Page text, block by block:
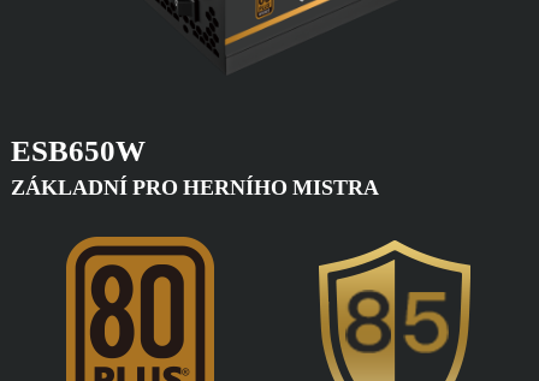
ESB650W
ZÁKLADNÍ PRO HERNÍHO MISTRA